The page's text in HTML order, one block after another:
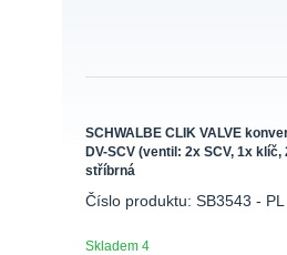
SCHWALBE CLIK VALVE
DV-SCV (ventil: 2x SCV, 1x
stříbrná
Číslo produktu: SB3543 - PL
Skladem 4